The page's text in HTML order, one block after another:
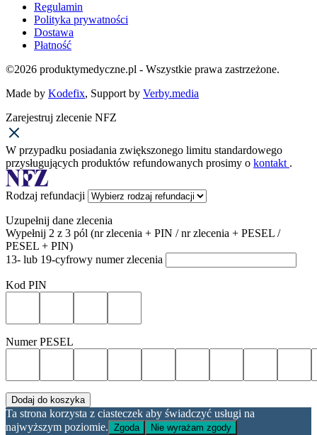
Regulamin
Polityka prywatności
Dostawa
Płatność
©2026 produktymedyczne.pl - Wszystkie prawa zastrzeżone.
Made by Kodefix, Support by Verby.media
Zarejestruj zlecenie NFZ
W przypadku posiadania zwiększonego limitu standardowego
przysługujących produktów refundowanych prosimy o kontakt .
Rodzaj refundacji
Uzupełnij dane zlecenia
Wypełnij 2 z 3 pól (nr zlecenia + PIN / nr zlecenia + PESEL /
PESEL + PIN)
13- lub 19-cyfrowy numer zlecenia
Kod PIN
Numer PESEL
Dodaj do koszyka
Ta strona korzysta z ciasteczek aby świadczyć usługi na
najwyższym poziomie. Zgoda
Nie wyrażam zgody